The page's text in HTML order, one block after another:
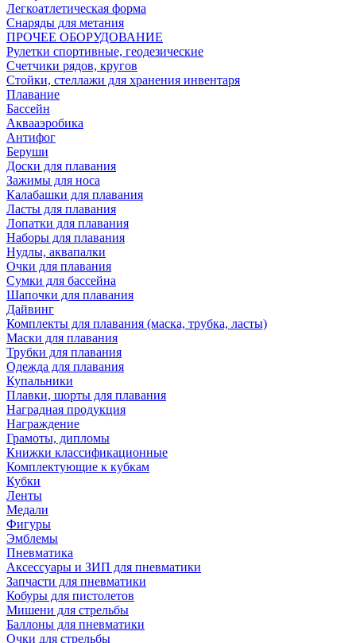
Легкоатлетическая форма
Снаряды для метания
ПРОЧЕЕ ОБОРУДОВАНИЕ
Рулетки спортивные, геодезические
Счетчики рядов, кругов
Стойки, стеллажи для хранения инвентаря
Плавание
Бассейн
Аквааэробика
Антифог
Беруши
Доски для плавания
Зажимы для носа
Калабашки для плавания
Ласты для плавания
Лопатки для плавания
Наборы для плавания
Нудлы, аквапалки
Очки для плавания
Сумки для бассейна
Шапочки для плавания
Дайвинг
Комплекты для плавания (маска, трубка, ласты)
Маски для плавания
Трубки для плавания
Одежда для плавания
Купальники
Плавки, шорты для плавания
Наградная продукция
Награждение
Грамоты, дипломы
Книжки классификационные
Комплектующие к кубкам
Кубки
Ленты
Медали
Фигуры
Эмблемы
Пневматика
Аксессуары и ЗИП для пневматики
Запчасти для пневматики
Кобуры для пистолетов
Мишени для стрельбы
Баллоны для пневматики
Очки для стрельбы